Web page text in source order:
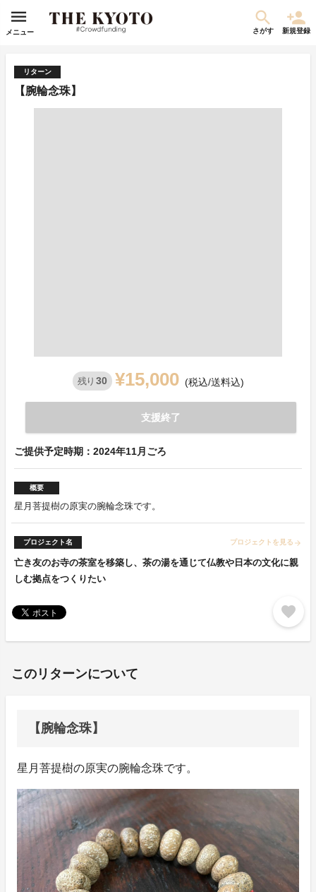
メニュー さがす 新規登録
リターン
【腕輪念珠】
残り 30 ¥15,000 (税込/送料込)
支援終了
ご提供予定時期：2024年11月ごろ
概要
星月菩提樹の原実の腕輪念珠です。
プロジェクト名 プロジェクトを見る arrow_forward
亡き友のお寺の茶室を移築し、茶の湯を通じて仏教や日本の文化に親
しむ拠点をつくりたい
favorite
このリターンについて
【腕輪念珠】
星月菩提樹の原実の腕輪念珠です。